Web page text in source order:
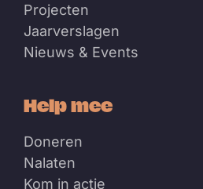
Projecten
Jaarverslagen
Nieuws & Events
Help mee
Doneren
Nalaten
Kom in actie